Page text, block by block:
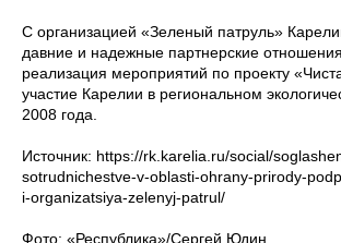
С организацией «Зеленый патруль»
давние и надежные партнерские
реализация мероприятий по проекту
участие Карелии в региональном
2008 года.
Источник: https://rk.karelia.ru/social/
sotrudnichestve-v-oblasti-ohrany-prirody-
i-organizatsiya-zelenyj-patrul/
Фото: «Республика»/Сергей Юдин